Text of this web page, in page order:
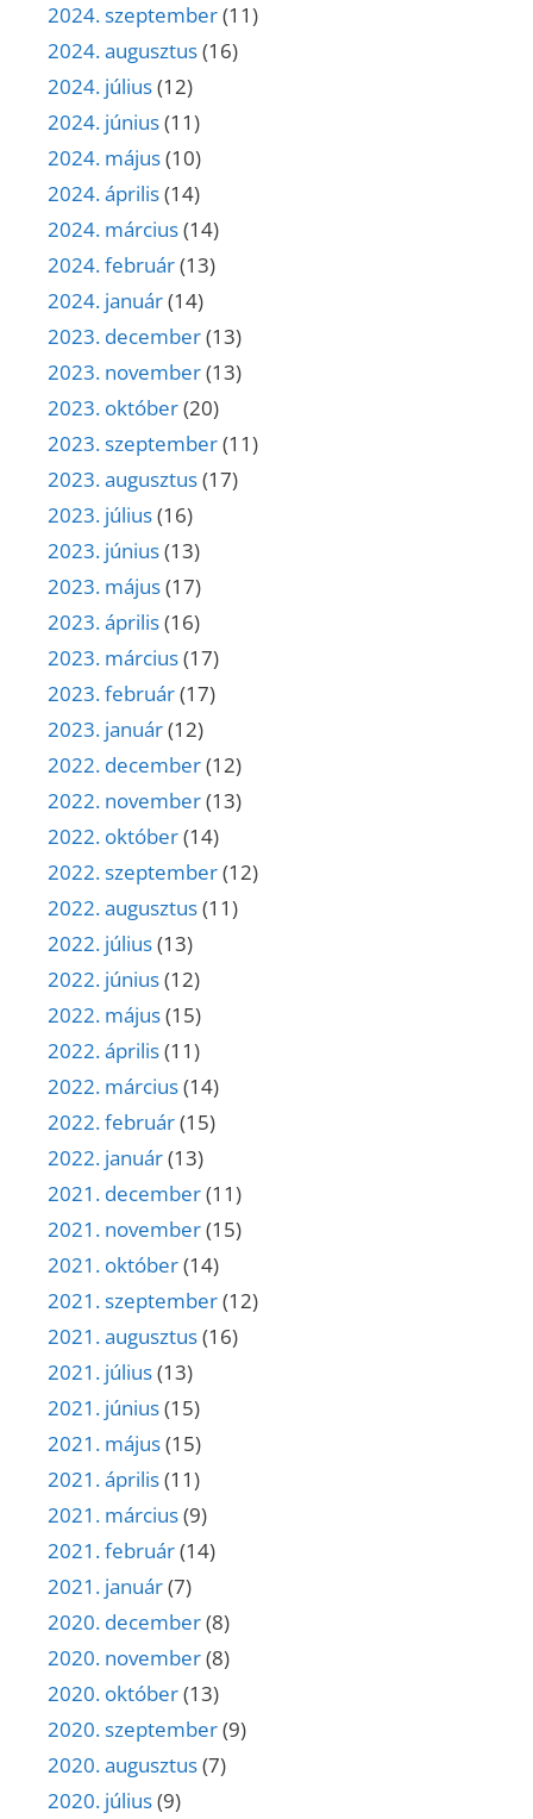
2024. szeptember(11)
2024. augusztus(16)
2024. július(12)
2024. június(11)
2024. május(10)
2024. április(14)
2024. március(14)
2024. február(13)
2024. január(14)
2023. december(13)
2023. november(13)
2023. október(20)
2023. szeptember(11)
2023. augusztus(17)
2023. július(16)
2023. június(13)
2023. május(17)
2023. április(16)
2023. március(17)
2023. február(17)
2023. január(12)
2022. december(12)
2022. november(13)
2022. október(14)
2022. szeptember(12)
2022. augusztus(11)
2022. július(13)
2022. június(12)
2022. május(15)
2022. április(11)
2022. március(14)
2022. február(15)
2022. január(13)
2021. december(11)
2021. november(15)
2021. október(14)
2021. szeptember(12)
2021. augusztus(16)
2021. július(13)
2021. június(15)
2021. május(15)
2021. április(11)
2021. március(9)
2021. február(14)
2021. január(7)
2020. december(8)
2020. november(8)
2020. október(13)
2020. szeptember(9)
2020. augusztus(7)
2020. július(9)